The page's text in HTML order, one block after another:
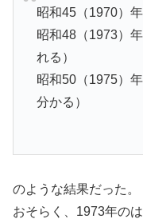
昭和45（1970）
昭和48（1973）
れる）
昭和50（1975）
分かる）
のような結果だった。
おそらく、1973年の